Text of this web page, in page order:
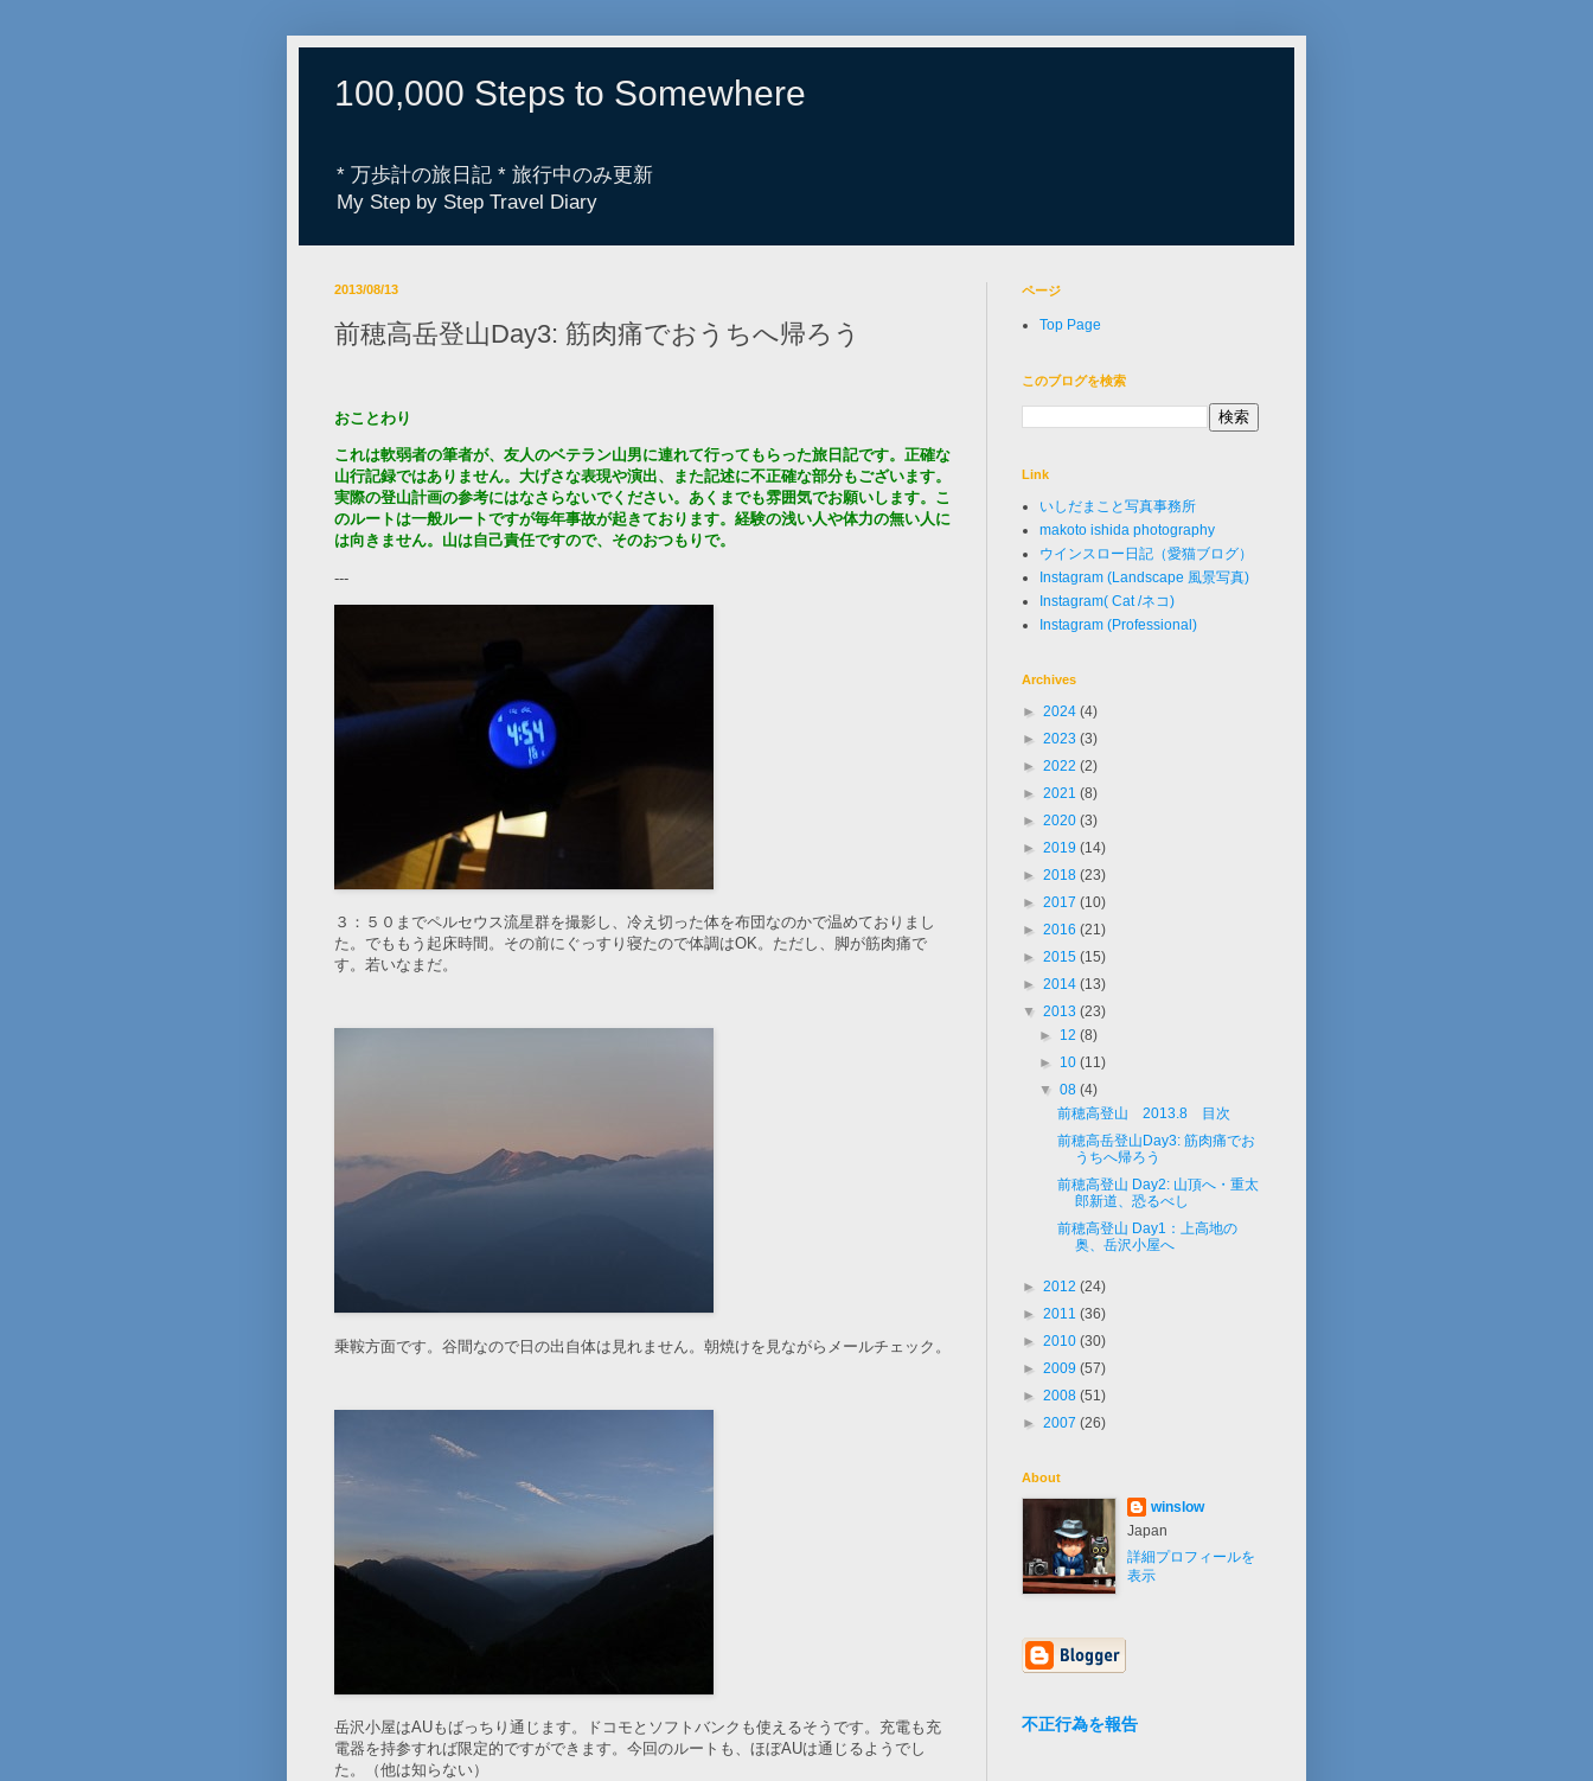
100,000 Steps to Somewhere
* 万歩計の旅日記 * 旅行中のみ更新
My Step by Step Travel Diary
2013/08/13
前穂高岳登山Day3: 筋肉痛でおうちへ帰ろう
おことわり
これは軟弱者の筆者が、友人のベテラン山男に連れて行ってもらった旅日記です。正確な
山行記録ではありません。大げさな表現や演出、また記述に不正確な部分もございます。
実際の登山計画の参考にはなさらないでください。あくまでも雰囲気でお願いします。こ
のルートは一般ルートですが毎年事故が起きております。経験の浅い人や体力の無い人に
は向きません。山は自己責任ですので、そのおつもりで。
---
３：５０までペルセウス流星群を撮影し、冷え切った体を布団なのかで温めておりまし
た。でももう起床時間。その前にぐっすり寝たので体調はOK。ただし、脚が筋肉痛で
す。若いなまだ。
乗鞍方面です。谷間なので日の出自体は見れません。朝焼けを見ながらメールチェック。
岳沢小屋はAUもばっちり通じます。ドコモとソフトバンクも使えるそうです。充電も充
電器を持参すれば限定的ですができます。今回のルートも、ほぼAUは通じるようでし
た。（他は知らない）
ページ
Top Page
このブログを検索
Link
いしだまこと写真事務所
makoto ishida photography
ウインスロー日記（愛猫ブログ）
Instagram (Landscape 風景写真)
Instagram( Cat /ネコ)
Instagram (Professional)
Archives
► 2024 (4)
► 2023 (3)
► 2022 (2)
► 2021 (8)
► 2020 (3)
► 2019 (14)
► 2018 (23)
► 2017 (10)
► 2016 (21)
► 2015 (15)
► 2014 (13)
▼ 2013 (23)
► 12(8)
► 10(11)
▼08(4)
前穂高登山 2013.8 目次
前穂高岳登山Day3: 筋肉痛でお
うちへ帰ろう
前穂高登山 Day2: 山頂へ・重太
郎新道、恐るべし
前穂高登山 Day1：上高地の
奥、岳沢小屋へ
► 2012 (24)
► 2011 (36)
► 2010 (30)
► 2009 (57)
► 2008 (51)
► 2007 (26)
About
winslow
Japan
詳細プロフィールを
表示
不正行為を報告